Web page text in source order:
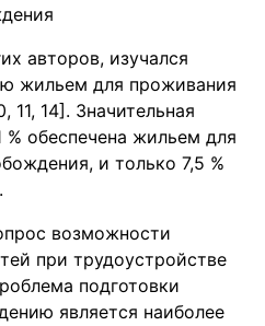
авторов, изучался
жильем для проживания
11, 14]. Значительная
% обеспечена жильем для
и только 7,5 %
возможности
при трудоустройстве
подготовки
является наиболее